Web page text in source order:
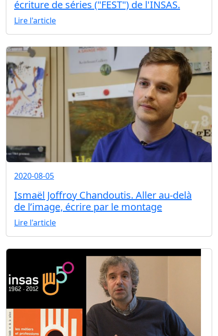
écriture de séries ("FEST") de l'INSAS.
Lire l'article
2020-08-05
Ismaël Joffroy Chandoutis. Aller au-delà
de l’image, écrire par le montage
Lire l'article